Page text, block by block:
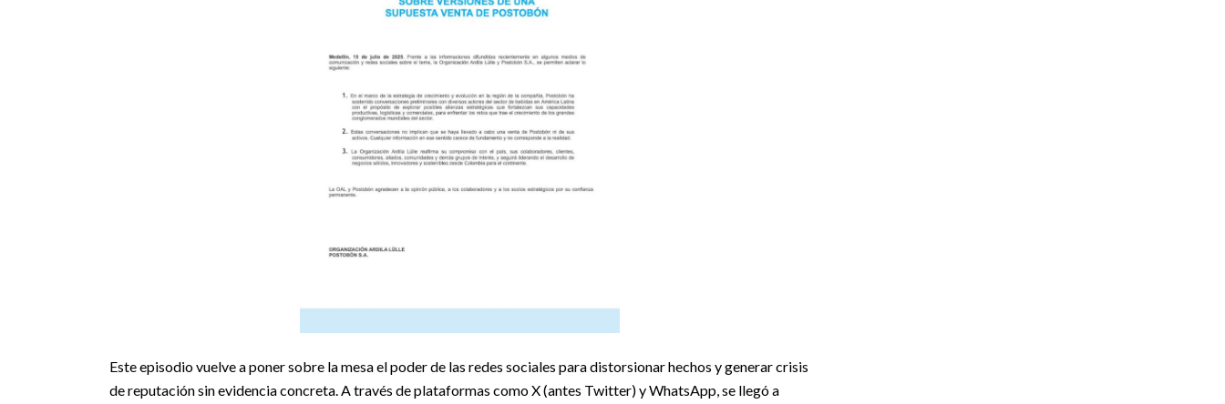
Este episodio vuelve a poner sobre la mesa el poder de las redes sociales para distorsionar hechos y generar crisis
de reputación sin evidencia concreta. A través de plataformas como X (antes Twitter) y WhatsApp, se llegó a